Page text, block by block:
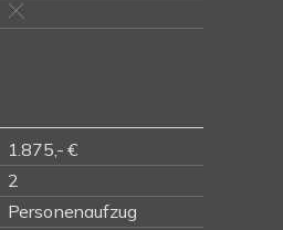
1.875,- €
2
Personenaufzug